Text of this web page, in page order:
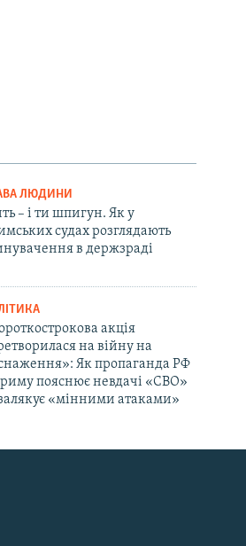
ЛЮДИНИ
– і ти шпигун. Як у
судах розглядають
в держзраді
акція
на війну на
Як пропаганда РФ
пояснює невдачі «СВО»
«мінними атаками»